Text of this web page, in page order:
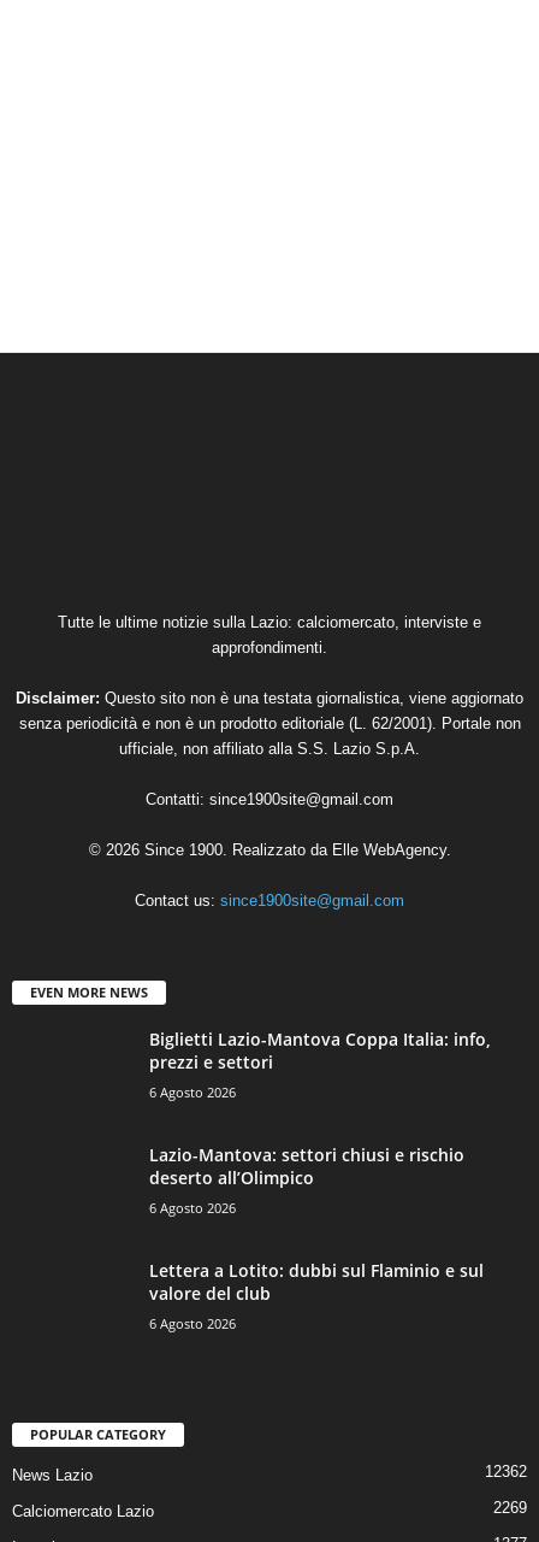
Tutte le ultime notizie sulla Lazio: calciomercato, interviste e
approfondimenti.
Disclaimer: Questo sito non è una testata giornalistica, viene aggiornato
senza periodicità e non è un prodotto editoriale (L. 62/2001). Portale non
ufficiale, non affiliato alla S.S. Lazio S.p.A.
Contatti: since1900site@gmail.com
© 2026 Since 1900. Realizzato da Elle WebAgency.
Contact us: since1900site@gmail.com
EVEN MORE NEWS
Biglietti Lazio-Mantova Coppa Italia: info,
prezzi e settori
6 Agosto 2026
Lazio-Mantova: settori chiusi e rischio
deserto all’Olimpico
6 Agosto 2026
Lettera a Lotito: dubbi sul Flaminio e sul
valore del club
6 Agosto 2026
POPULAR CATEGORY
News Lazio 12362
Calciomercato Lazio 2269